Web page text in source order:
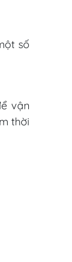
số
vận
thời